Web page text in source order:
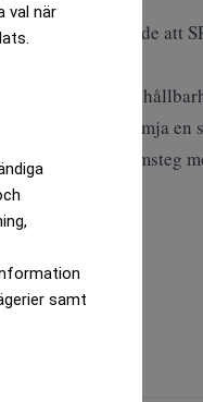
val när
samt
som visade att
och att
för att främja en
och framsteg